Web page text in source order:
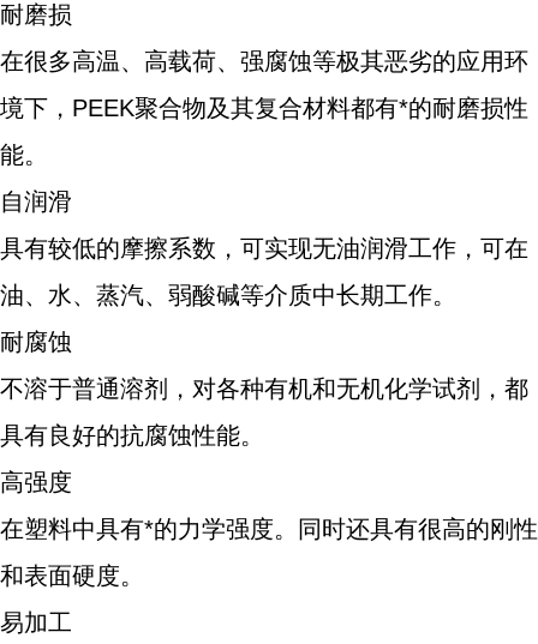
耐磨损
在很多高温、高载荷、强腐蚀等极其恶劣的应用环
境下，PEEK聚合物及其复合材料都有*的耐磨损性
能。
自润滑
具有较低的摩擦系数，可实现无油润滑工作，可在
油、水、蒸汽、弱酸碱等介质中长期工作。
耐腐蚀
不溶于普通溶剂，对各种有机和无机化学试剂，都
具有良好的抗腐蚀性能。
高强度
在塑料中具有*的力学强度。同时还具有很高的刚性
和表面硬度。
易加工